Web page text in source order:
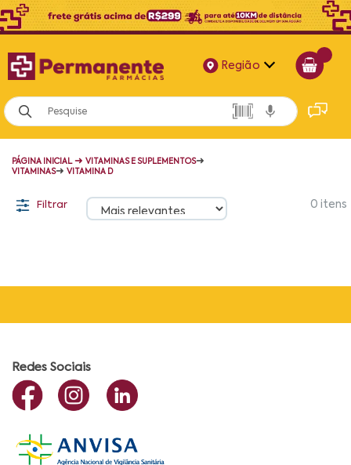
Região
Alagoas
Bahia
Pernambuco
PÁGINA INICIAL ➜ VITAMINAS E SUPLEMENTOS➜
VITAMINAS➜ VITAMINA D
Filtrar 0 itens
Redes Sociais